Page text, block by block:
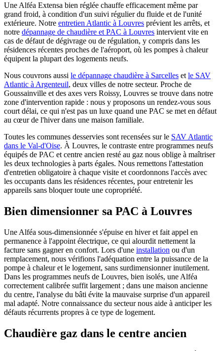
Une Alféa Extensa bien réglée chauffe efficacement même par
grand froid, à condition d'un suivi régulier du fluide et de l'unité
extérieure. Notre entretien Atlantic à Louvres prévient les arrêts, et
notre dépannage de chaudière et PAC à Louvres intervient vite en
cas de défaut de dégivrage ou de régulation, y compris dans les
résidences récentes proches de l'aéroport, où les pompes à chaleur
équipent la plupart des logements neufs.
Nous couvrons aussi le dépannage chaudière à Sarcelles et le SAV
Atlantic à Argenteuil, deux villes de notre secteur. Proche de
Goussainville et des axes vers Roissy, Louvres se trouve dans notre
zone d'intervention rapide : nous y proposons un rendez-vous sous
court délai, ce qui n'est pas un luxe quand une PAC se met en défaut
au cœur de l'hiver dans une maison familiale.
Toutes les communes desservies sont recensées sur le SAV Atlantic
dans le Val-d'Oise. À Louvres, le contraste entre programmes neufs
équipés de PAC et centre ancien resté au gaz nous oblige à maîtriser
les deux technologies à parts égales. Nous remettons l'attestation
d'entretien obligatoire à chaque visite et coordonnons l'accès avec
les occupants dans les résidences récentes, pour entretenir les
appareils sans bloquer toute une copropriété.
Bien dimensionner sa PAC à Louvres
Une Alféa sous-dimensionnée s'épuise en hiver et fait appel en
permanence à l'appoint électrique, ce qui alourdit nettement la
facture sans gagner en confort. Lors d'une installation ou d'un
remplacement, nous vérifions l'adéquation entre la puissance de la
pompe à chaleur et le logement, sans surdimensionner inutilement.
Dans les programmes neufs de Louvres, bien isolés, une Alféa
correctement calibrée suffit largement ; dans une maison ancienne
du centre, l'analyse du bâti évite la mauvaise surprise d'un appareil
mal adapté. Notre connaissance du secteur nous aide à anticiper les
défauts récurrents propres à ce type de logement.
Chaudière gaz dans le centre ancien